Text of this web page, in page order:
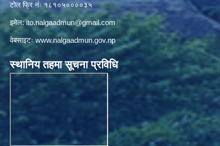
टोल फ्रि नंः १८१०५००००३५
इमेल:ito.nalgaadmun@gmail.com
वेबसाइटःwww.nalgaadmun.gov.np
स्थानिय तहमा सूचना प्रविधि